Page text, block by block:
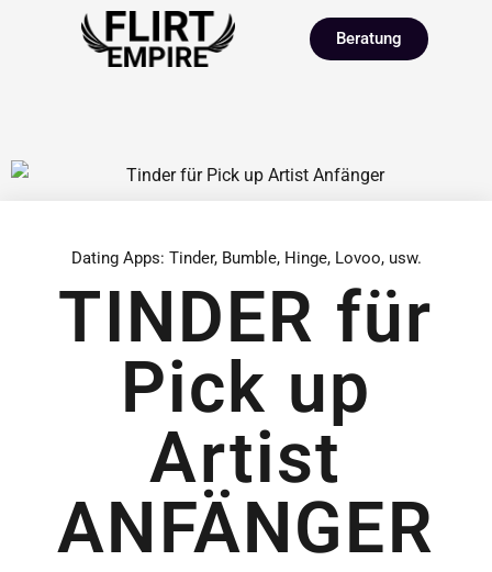
Beratung
Dating Apps: Tinder, Bumble, Hinge, Lovoo, usw.
TINDER für
Pick up
Artist
ANFÄNGER